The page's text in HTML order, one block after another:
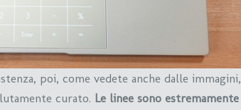
poi, come vedete anche dalle immagini,
curato. Le linee sono estremamente